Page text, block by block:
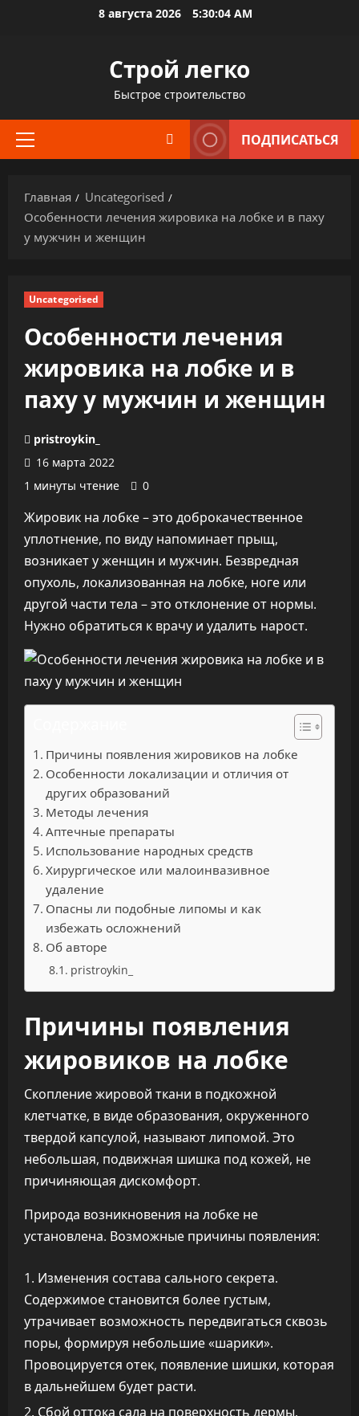
8 августа 2026 5:30:05 AM
Строй легко
Быстрое строительство
Основное
ПОДПИСАТЬСЯ
Главная
Uncategorised
Особенности лечения жировика на лобке и в паху
у мужчин и женщин
Uncategorised
Особенности лечения
жировика на лобке и в
паху у мужчин и женщин
pristroykin_
16 марта 2022
1 минуты чтение
0
Жировик на лобке – это доброкачественное
уплотнение, по виду напоминает прыщ,
возникает у женщин и мужчин. Безвредная
опухоль, локализованная на лобке, ноге или
другой части тела – это отклонение от нормы.
Нужно обратиться к врачу и удалить нарост.
Причины появления жировиков на лобке
Особенности локализации и отличия от
других образований
Методы лечения
Аптечные препараты
Использование народных средств
Хирургическое или малоинвазивное
удаление
Опасны ли подобные липомы и как
избежать осложнений
Об авторе
pristroykin_
Причины появления
жировиков на лобке
Скопление жировой ткани в подкожной
клетчатке, в виде образования, окруженного
твердой капсулой, называют липомой. Это
небольшая, подвижная шишка под кожей, не
причиняющая дискомфорт.
Природа возникновения на лобке не
установлена. Возможные причины появления:
Изменения состава сального секрета.
Содержимое становится более густым,
утрачивает возможность передвигаться сквозь
поры, формируя небольшие «шарики».
Провоцируется отек, появление шишки, которая
в дальнейшем будет расти.
Сбой оттока сала на поверхность дермы.